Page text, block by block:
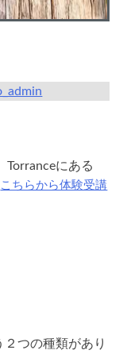
Torranceにある
こちらから体験受講
つの種類があり